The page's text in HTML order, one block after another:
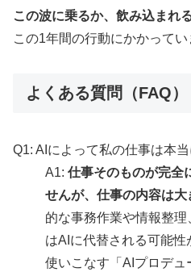
この波に乗るか、飲み込まれる
この1年間の行動にかかってい
よくある質問（FAQ）
Q1: AIによって私の仕事は本
A1: 仕事そのものが完全
せんが、仕事の内容は大
的な事務作業や情報整
はAIに代替される可能
使いこなす「AIプロデ